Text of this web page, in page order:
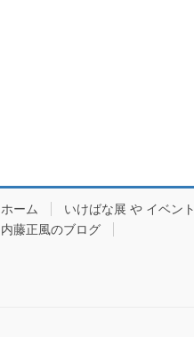
ホーム いけばな展 や イベント
内藤正風のブログ